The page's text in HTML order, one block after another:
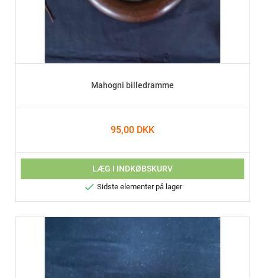
Mahogni billedramme
95,00 DKK
LÆG I INDKØBSKURV
 Sidste elementer på lager